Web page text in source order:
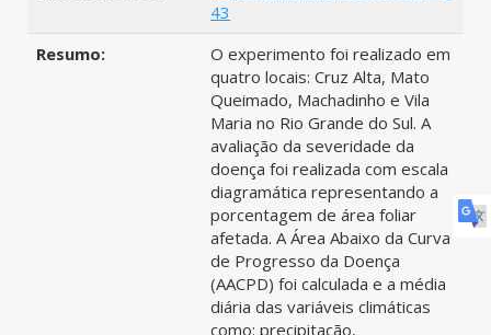
43
Resumo:
O experimento foi realizado em
quatro locais: Cruz Alta, Mato
Queimado, Machadinho e Vila
Maria no Rio Grande do Sul. A
avaliação da severidade da
doença foi realizada com escala
diagramática representando a
porcentagem de área foliar
afetada. A Área Abaixo da Curva
de Progresso da Doença
(AACPD) foi calculada e a média
diária das variáveis climáticas
como: precipitação,